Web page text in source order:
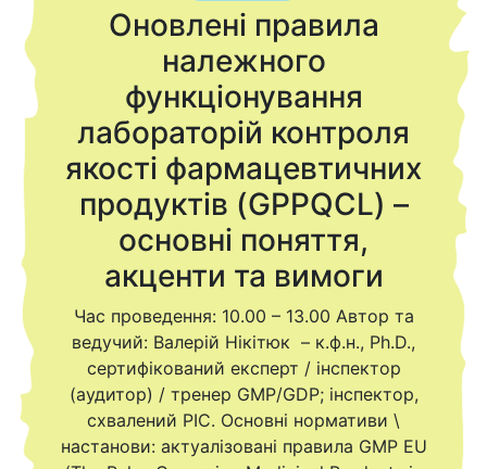
Оновлені правила
належного
функціонування
лабораторій контроля
якості фармацевтичних
продуктів (GPPQCL) –
основні поняття,
акценти та вимоги
Час проведення: 10.00 – 13.00 Автор та
ведучий: Валерій Нікітюк – к.ф.н., Ph.D.,
сертифікований експерт / інспектор
(аудитор) / тренер GMP/GDP; інспектор,
схвалений PIC. Основні нормативи \
настанови: актуалізовані правила GMP EU